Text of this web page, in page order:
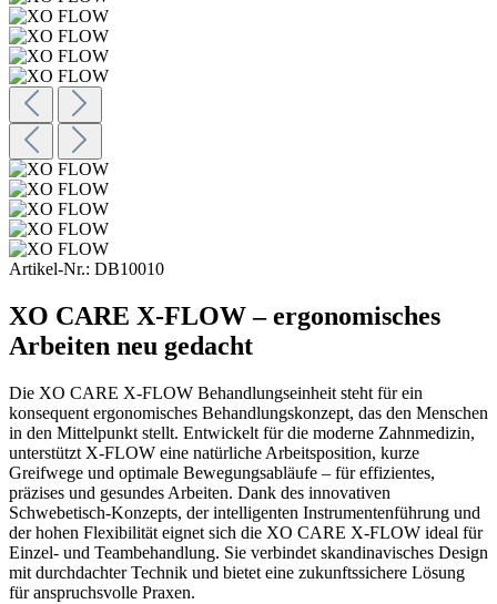
Artikel-Nr.: DB10010
XO CARE X-FLOW – ergonomisches
Arbeiten neu gedacht
Die XO CARE X-FLOW Behandlungseinheit steht für ein
konsequent ergonomisches Behandlungskonzept, das den Menschen
in den Mittelpunkt stellt. Entwickelt für die moderne Zahnmedizin,
unterstützt X-FLOW eine natürliche Arbeitsposition, kurze
Greifwege und optimale Bewegungsabläufe – für effizientes,
präzises und gesundes Arbeiten. Dank des innovativen
Schwebetisch-Konzepts, der intelligenten Instrumentenführung und
der hohen Flexibilität eignet sich die XO CARE X-FLOW ideal für
Einzel- und Teambehandlung. Sie verbindet skandinavisches Design
mit durchdachter Technik und bietet eine zukunftssichere Lösung
für anspruchsvolle Praxen.